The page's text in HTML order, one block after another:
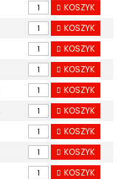
KOSZYK
KOSZYK
KOSZYK
KOSZYK
KOSZYK
KOSZYK
KOSZYK
KOSZYK
KOSZYK